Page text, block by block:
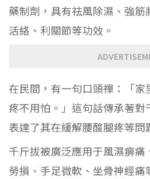
藥制劑，具有祛風除濕、強
活絡、利關節等功效。
在民間，有一句口頭禪：「家
疼不用怕。」這句話傳承著對
表達了其在緩解腰酸腿疼等問
千斤拔被廣泛應用于風濕痹
勞損、手足微軟、坐骨神經